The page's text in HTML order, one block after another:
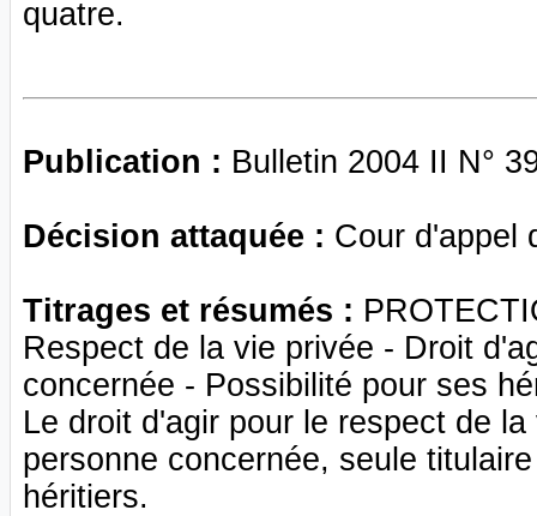
quatre.
Publication : Bulletin 2004 II N°
Décision attaquée : Cour d'appel
Titrages et résumés :
Respect de la vie privée - Droit
concernée - Possibilité pour ses
Le droit d'agir pour le respect de
personne concernée, seule
héritiers.